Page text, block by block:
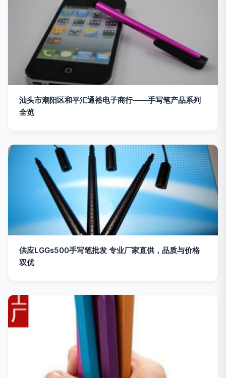
汕头市潮阳区和平汇通裕电子商行——手写笔产品系列
全览
供应LGGs500手写笔批发 专业厂家直供，品质与价格
双优